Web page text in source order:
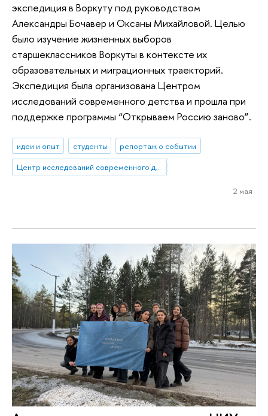
экспедиция в Воркуту под руководством
Александры Бочавер и Оксаны Михайловой. Целью
было изучение жизненных выборов
старшеклассников Воркуты в контексте их
образовательных и миграционных траекторий.
Экспедиция была организована Центром
исследований современного детства и прошла при
поддержке программы “Открываем Россию заново”.
идеи и опыт студенты
репортаж о событии
Центр исследований современного детства
2 мая